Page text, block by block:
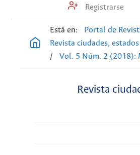
Registrarse
Está en: Portal de
Revista ciudades,
/
Vol. 5 Núm. 2 (2018):
Revista